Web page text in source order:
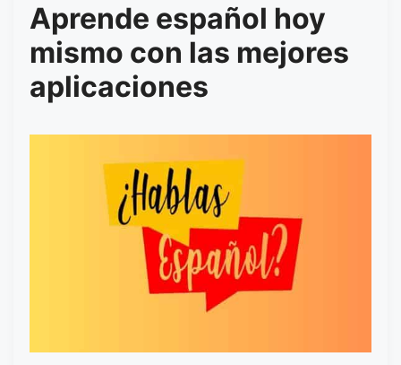
Aprende español hoy
mismo con las mejores
aplicaciones